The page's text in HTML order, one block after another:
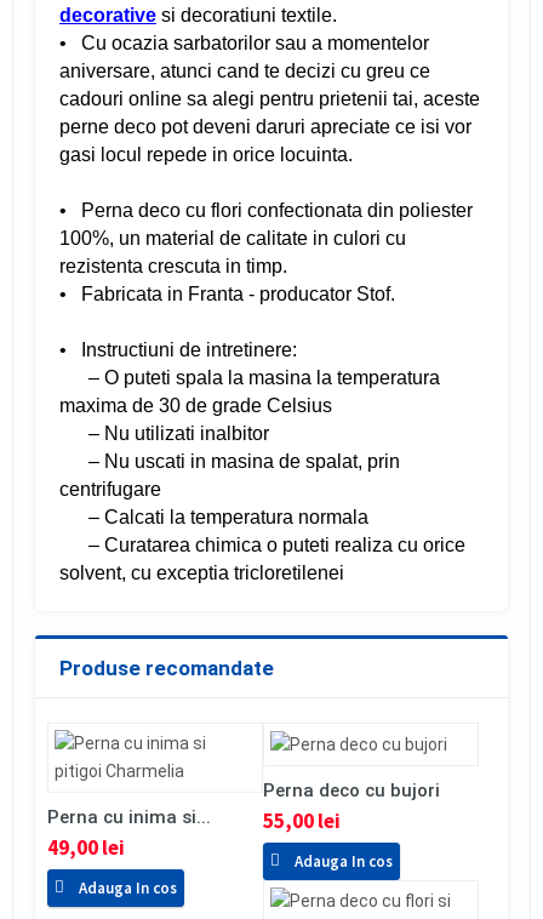
decorative si decoratiuni textile.
• Cu ocazia sarbatorilor sau a momentelor
aniversare, atunci cand te decizi cu greu ce
cadouri online sa alegi pentru prietenii tai, aceste
perne deco pot deveni daruri apreciate ce isi vor
gasi locul repede in orice locuinta.
• Perna deco cu flori confectionata din poliester
100%, un material de calitate in culori cu
rezistenta crescuta in timp.
• Fabricata in Franta - producator Stof.
• Instructiuni de intretinere:
– O puteti spala la masina la temperatura
maxima de 30 de grade Celsius
– Nu utilizati inalbitor
– Nu uscati in masina de spalat, prin
centrifugare
– Calcati la temperatura normala
– Curatarea chimica o puteti realiza cu orice
solvent, cu exceptia tricloretilenei
Produse recomandate
Perna cu inima si...
49,00 lei
Adauga In cos
Perna deco cu bujori
55,00 lei
Adauga In cos